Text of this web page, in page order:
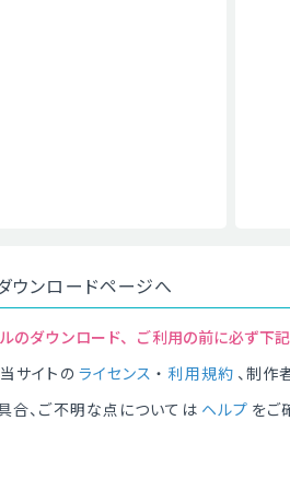
ウンロードページへ
のダウンロード、ご利用の前に必ず下
サイトの ライセンス ・ 利用規約 、制作
合、ご不明な点については ヘルプ をご